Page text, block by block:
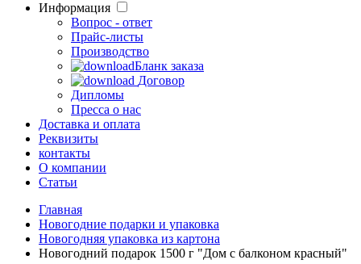
Информация
Вопрос - ответ
Прайс-листы
Производство
Бланк заказа
Договор
Дипломы
Пресса о нас
Доставка и оплата
Реквизиты
контакты
О компании
Статьи
Главная
Новогодние подарки и упаковка
Новогодняя упаковка из картона
Новогодний подарок 1500 г "Дом с балконом красный"